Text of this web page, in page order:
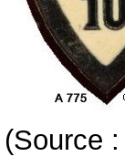
(Source